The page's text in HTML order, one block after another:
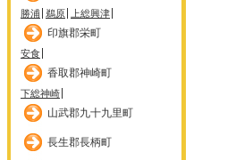
勝浦 鵜原 上総興津
印旗郡栄町
安食
香取郡神崎町
下総神崎
山武郡九十九里町
長生郡長柄町